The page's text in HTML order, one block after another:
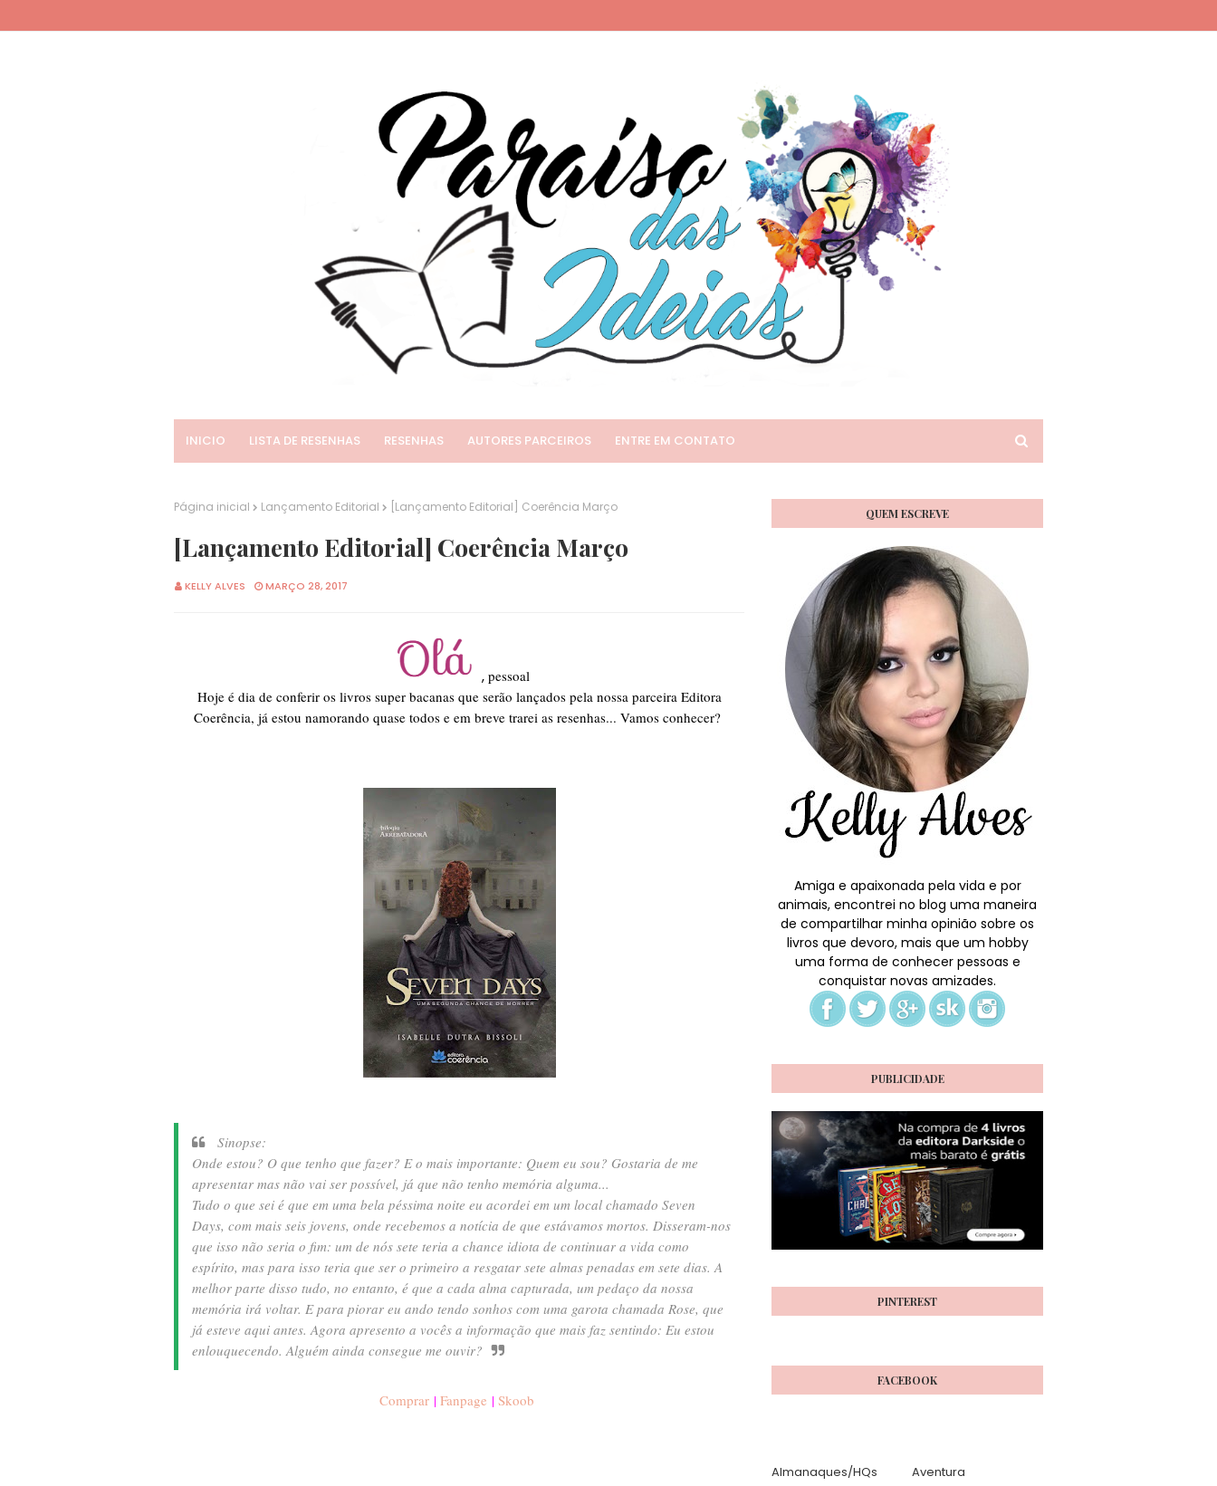
INICIO LISTA DE RESENHAS RESENHAS AUTORES PARCEIROS ENTRE EM CONTATO
Página inicial Lançamento Editorial [Lançamento Editorial] Coerência Março
[Lançamento Editorial] Coerência Março
KELLY ALVES MARÇO 28, 2017
, pessoal
Hoje é dia de conferir os livros super bacanas que serão lançados pela nossa parceira Editora
Coerência, já estou namorando quase todos e em breve trarei as resenhas... Vamos conhecer?
Sinopse:
Onde estou? O que tenho que fazer? E o mais importante: Quem eu sou? Gostaria de me
apresentar mas não vai ser possível, já que não tenho memória alguma...
Tudo o que sei é que em uma bela péssima noite eu acordei em um local chamado Seven
Days, com mais seis jovens, onde recebemos a notícia de que estávamos mortos. Disseram-nos
que isso não seria o fim: um de nós sete teria a chance idiota de continuar a vida como
espírito, mas para isso teria que ser o primeiro a resgatar sete almas penadas em sete dias. A
melhor parte disso tudo, no entanto, é que a cada alma capturada, um pedaço da nossa
memória irá voltar. E para piorar eu ando tendo sonhos com uma garota chamada Rose, que
já esteve aqui antes. Agora apresento a vocês a informação que mais faz sentindo: Eu estou
enlouquecendo. Alguém ainda consegue me ouvir?
Comprar | Fanpage | Skoob
QUEM ESCREVE
Amiga e apaixonada pela vida e por
animais, encontrei no blog uma maneira
de compartilhar minha opinião sobre os
livros que devoro, mais que um hobby
uma forma de conhecer pessoas e
conquistar novas amizades.
PUBLICIDADE
PINTEREST
FACEBOOK
Almanaques/HQs
Aventura